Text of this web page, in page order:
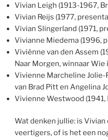
Vivian Leigh (1913-1967,
Vivian Reijs (1977,
Vivian Slingerland (1971,
Vivianne Miedema (1996,
Viviënne van den Assem
Naar Morgen, winnaar
Vivienne Marcheline
van Brad Pitt en Angelina
Vivienne Westwood
Wat denken jullie: is
veertigers, of is het een